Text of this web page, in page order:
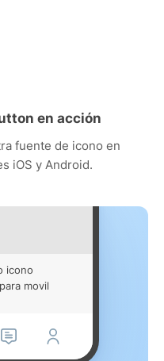
en acción
fuente de icono en
iOS y Android.
icono
movil